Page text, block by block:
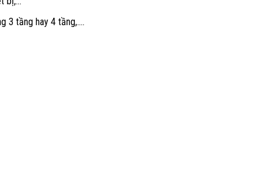
3 tầng hay 4 tầng,….